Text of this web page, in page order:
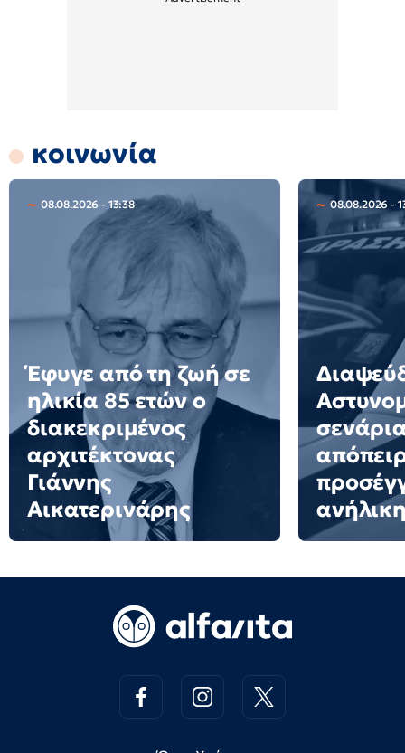
κοινωνία
08.08.2026 - 13:38
Έφυγε από τη ζωή σε
ηλικία 85 ετών ο
διακεκριμένος
αρχιτέκτονας
Γιάννης
Αικατερινάρης
08.08.2026 -